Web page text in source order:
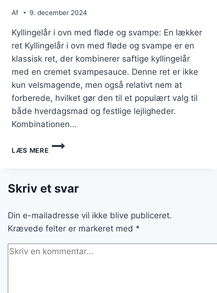
Af 9. december 2024
Kyllingelår i ovn med fløde og svampe: En lækker
ret Kyllingelår i ovn med fløde og svampe er en
klassisk ret, der kombinerer saftige kyllingelår
med en cremet svampesauce. Denne ret er ikke
kun velsmagende, men også relativt nem at
forberede, hvilket gør den til et populært valg til
både hverdagsmad og festlige lejligheder.
Kombinationen…
LÆS MERE
KYLLINGELÅR
I
FLØDE
OG
Skriv et svar
Din e-mailadresse vil ikke blive publiceret.
Krævede felter er markeret med *